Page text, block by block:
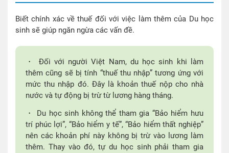
Biết chính xác về thuế đối với việc làm thêm của Du học
sinh sẽ giúp ngăn ngừa các vấn đề.
・ Đối với người Việt Nam, du học sinh khi làm
thêm cũng sẽ bị tính “thuế thu nhập” tương ứng với
mức thu nhập đó. Đây là khoản thuế nộp cho nhà
nước và tự động bị trừ từ lương hàng tháng.
・ Du học sinh không thể tham gia “Bảo hiểm hưu
trí phúc lợi”, “Bảo hiểm y tế”, “Bảo hiểm thất nghiệp”
nên các khoản phí này không bị trừ vào lương làm
thêm. Thay vào đó, tự du học sinh phải tham gia